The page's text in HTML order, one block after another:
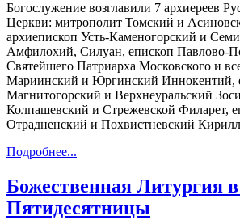
Богослужение возглавили 7 архиереев
Церкви: митрополит Томский и
архиепископ Усть-Каменогорский и
Амфилохий, Силуан, епископ Павлово-
Святейшего Патриарха Московского и
Мариинский и Юргинский Иннокентий,
Магнитогорский и Верхнеуральский
Колпашевский и Стрежевской Филарет,
Отрадненский и Похвистневский
Подробнее...
Божественная Литургия
Пятидесятницы